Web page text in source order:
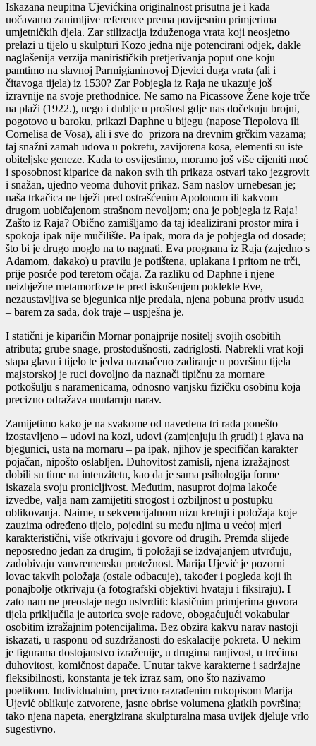
Iskazana neupitna Ujevićkina originalnost prisutna je i kada
uočavamo zanimljive reference prema povijesnim primjerima
umjetničkih djela. Zar stilizacija izduženoga vrata koji neosjetno
prelazi u tijelo u skulpturi Kozo jedna nije potencirani odjek, dakle
naglašenija verzija manirističkih pretjerivanja poput one koju
pamtimo na slavnoj Parmigianinovoj Djevici duga vrata (ali i
čitavoga tijela) iz 1530? Zar Pobjegla iz Raja ne ukazuje još
izravnije na svoje prethodnice. Ne samo na Picassove Žene koje trče
na plaži (1922.), nego i dublje u prošlost gdje nas dočekuju brojni,
pogotovo u baroku, prikazi Daphne u bijegu (napose Tiepolova ili
Cornelisa de Vosa), ali i sve do prizora na drevnim grčkim vazama;
taj snažni zamah udova u pokretu, zavijorena kosa, elementi su iste
obiteljske geneze. Kada to osvijestimo, moramo još više cijeniti moć
i sposobnost kiparice da nakon svih tih prikaza ostvari tako jezgrovit
i snažan, ujedno veoma duhovit prikaz. Sam naslov urnebesan je;
naša trkačica ne bježi pred ostrašćenim Apolonom ili kakvom
drugom uobičajenom strašnom nevoljom; ona je pobjegla iz Raja!
Zašto iz Raja? Obično zamišljamo da taj idealizirani prostor mira i
spokoja ipak nije mučilište. Pa ipak, mora da je pobjegla od dosade;
što bi je drugo moglo na to nagnati. Eva prognana iz Raja (zajedno s
Adamom, dakako) u pravilu je potištena, uplakana i pritom ne trči,
prije posrće pod teretom očaja. Za razliku od Daphne i njene
neizbježne metamorfoze te pred iskušenjem poklekle Eve,
nezaustavljiva se bjegunica nije predala, njena pobuna protiv usuda
– barem za sada, dok traje – uspješna je.
I statični je kiparičin Mornar ponajprije nositelj svojih osobitih
atributa; grube snage, prostodušnosti, zadriglosti. Nabrekli vrat koji
stapa glavu i tijelo te jedva naznačeno zadiranje u površinu tijela
majstorskoj je ruci dovoljno da naznači tipičnu za mornare
potkošulju s naramenicama, odnosno vanjsku fizičku osobinu koja
precizno odražava unutarnju narav.
Zamijetimo kako je na svakome od navedena tri rada ponešto
izostavljeno – udovi na kozi, udovi (zamjenjuju ih grudi) i glava na
bjegunici, usta na mornaru – pa ipak, njihov je specifičan karakter
pojačan, nipošto oslabljen. Duhovitost zamisli, njena izražajnost
dobili su time na intenzitetu, kao da je sama psihologija forme
iskazala svoju pronicljivost. Međutim, nasuprot dojma lakoće
izvedbe, valja nam zamijetiti strogost i ozbiljnost u postupku
oblikovanja. Naime, u sekvencijalnom nizu kretnji i položaja koje
zauzima određeno tijelo, pojedini su među njima u većoj mjeri
karakteristični, više otkrivaju i govore od drugih. Premda slijede
neposredno jedan za drugim, ti položaji se izdvajanjem utvrđuju,
zadobivaju vanvremensku protežnost. Marija Ujević je pozorni
lovac takvih položaja (ostale odbacuje), također i pogleda koji ih
ponajbolje otkrivaju (a fotografski objektivi hvataju i fiksiraju). I
zato nam ne preostaje nego ustvrditi: klasičnim primjerima govora
tijela priključila je autorica svoje radove, obogaćujući vokabular
osobitim izražajnim potencijalima. Bez obzira kakvu narav nastoji
iskazati, u rasponu od suzdržanosti do eskalacije pokreta. U nekim
je figurama dostojanstvo izraženije, u drugima ranjivost, u trećima
duhovitost, komičnost dapače. Unutar takve karakterne i sadržajne
fleksibilnosti, konstanta je tek izraz sam, ono što nazivamo
poetikom. Individualnim, precizno razrađenim rukopisom Marija
Ujević oblikuje zatvorene, jasne obrise volumena glatkih površina;
tako njena napeta, energizirana skulpturalna masa uvijek djeluje vrlo
sugestivno.